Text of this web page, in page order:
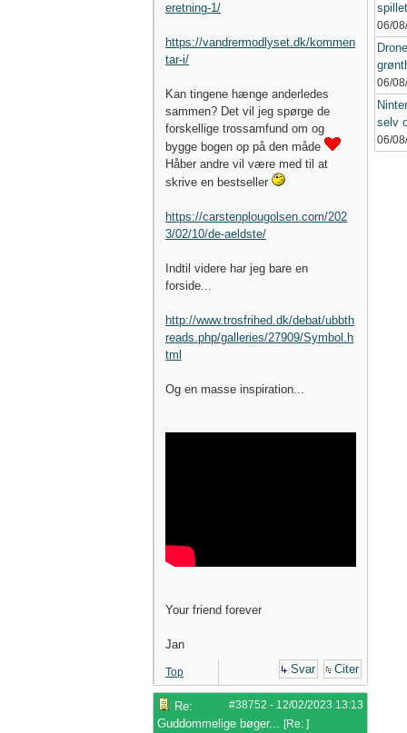
eretning-1/
https://vandrermodlyset.dk/kommen
tar-i/
Kan tingene hænge anderledes
sammen? Det vil jeg spørge de
forskellige trossamfund om og
bygge bogen op på den måde
Håber andre vil være med til at
skrive en bestseller
https://carstenplougolsen.com/202
3/02/10/de-aeldste/
Indtil videre har jeg bare en
forside...
http://www.trosfrihed.dk/debat/ubbth
reads.php/galleries/27909/Symbol.h
tml
Og en masse inspiration...
Your friend forever
Jan
Top Svar Citer
#38752 - 12/02/2023 13:13
Re:
Guddommelige bøger... [Re: ]
06/
06/
selv
06/